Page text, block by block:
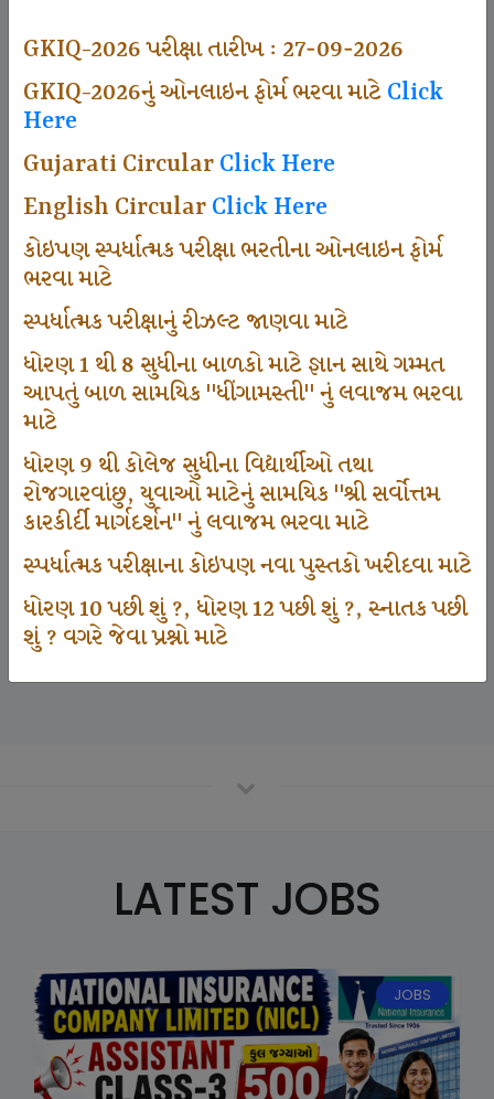
GKIQ-2026 પરીક્ષા તારીખ : 27-09-2026
GKIQ-2026નું ઓનલાઇન ફોર્મ ભરવા માટેClick
Here
Gujarati CircularClick Here
English CircularClick Here
કોઇપણ સ્પર્ધાત્મક પરીક્ષા ભરતીના ઓનલાઇન ફોર્મ
ભરવા માટે
સ્પર્ધાત્મક પરીક્ષાનું રીઝલ્ટ જાણવા માટે
ધોરણ 1 થી 8 સુધીના બાળકો માટે જ્ઞાન સાથે ગમ્મત
આપતું બાળ સામયિક "ધીંગામસ્તી" નું લવાજમ ભરવા
માટે
ધોરણ 9 થી કોલેજ સુધીના વિદ્યાર્થીઓ તથા
રોજગારવાંછુ, યુવાઓ માટેનું સામયિક "શ્રી સર્વોત્તમ
કારકીર્દી માર્ગદર્શન" નું લવાજમ ભરવા માટે
સ્પર્ધાત્મક પરીક્ષાના કોઇપણ નવા પુસ્તકો ખરીદવા માટે
ધોરણ 10 પછી શું ?, ધોરણ 12 પછી શું ?, સ્નાતક પછી
શું ? વગરે જેવા પ્રશ્નો માટે
494
665
Sarvottam Karkirdi Subscripton
1000
Participate School In GKIQ
125000
LATEST JOBS
JOBS